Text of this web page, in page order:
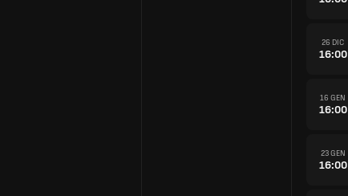
26 DIC
16:00
16 GEN
16:00
23 GEN
16:00